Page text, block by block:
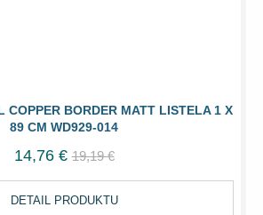
COPPER BORDER MATT LISTELA 1 X
89 CM WD929-014
14,76 € 19,19 €
DETAIL PRODUKTU